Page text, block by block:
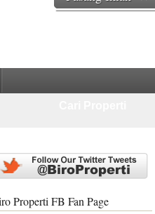
Properti FB Fan Page